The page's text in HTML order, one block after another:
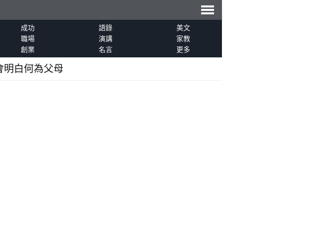
導
成功 語錄
美文
職場 演講
家教
創業 名言 更多
明白何為父母